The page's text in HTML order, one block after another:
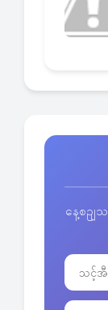
နေ့စဥျ